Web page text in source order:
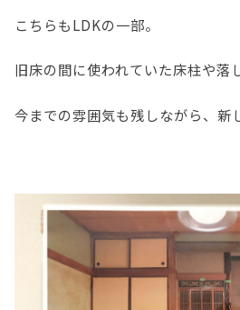
こちらもLDKの一部。
旧床の間に使われていた床柱や落
今までの雰囲気も残しながら、新